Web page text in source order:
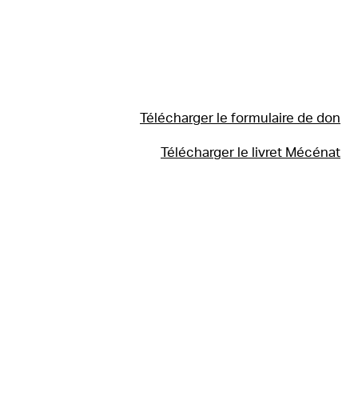
Télécharger le formulaire de don
Télécharger le livret Mécénat